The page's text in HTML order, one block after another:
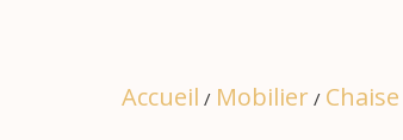
Accueil / Mobilier / Chaise